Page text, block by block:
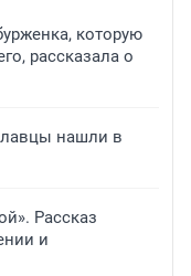
которую
рассказала о
нашли в
Рассказ
и